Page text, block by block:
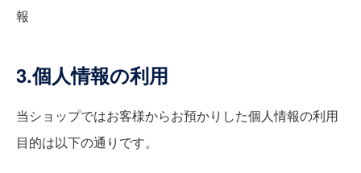
報
3.個人情報の利用
当ショップではお客様からお預かりした個人情報の利用
目的は以下の通りです。